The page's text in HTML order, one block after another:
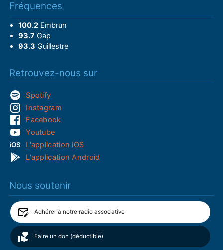
Fréquences
100.2Embrun
93.7 Gap
93.3 Guillestre
Retrouvez-nous sur
Spotify
Instagram
Facebook
Youtube
L'application iOS
L'application Android
Nous soutenir
Adhérer à notre radio associative
Faire un don (déductible)